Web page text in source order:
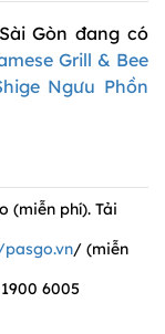
Gòn đang có
Grill & Bee
Ngưu Phồn
(miễn phí). Tải
/ (miễn
6005